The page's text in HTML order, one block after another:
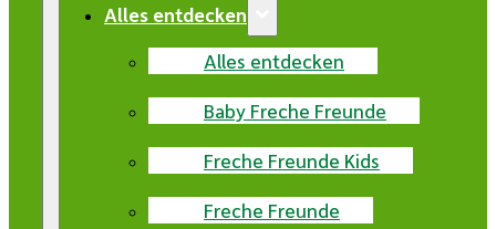
Alles entdecken
Alles entdecken
Baby Freche Freunde
Freche Freunde Kids
Freche Freunde